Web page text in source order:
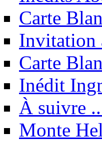
Carte
Invitation
Carte
Inédit
À suivre
Monte